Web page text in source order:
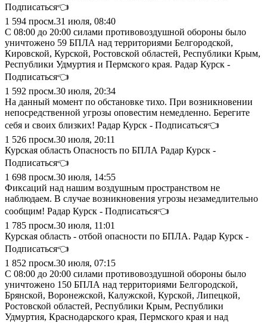
Подписаться👈
1 594 просм.31 июля, 08:40
С 08:00 до 20:00 силами противовоздушной обороны было
уничтожено 59 БПЛА над территориями Белгородской,
Кировской, Курской, Ростовской областей, Республики Крым,
Республики Удмуртия и Пермского края. Радар Курск -
Подписаться👈
1 592 просм.30 июля, 20:34
На данный момент по обстановке тихо. При возникновении
непосредственной угрозы оповестим немедленно. Берегите
себя и своих близких! Радар Курск - Подписаться👈
1 526 просм.30 июля, 20:11
Курская область Опасность по БПЛА Радар Курск -
Подписаться👈
1 698 просм.30 июля, 14:55
Фиксаций над нашим воздушным пространством не
наблюдаем. В случае возникновения угрозы незамедлительно
сообщим! Радар Курск - Подписаться👈
1 785 просм.30 июля, 11:01
Курская область - отбой опасности по БПЛА. Радар Курск -
Подписаться👈
1 852 просм.30 июля, 07:15
С 08:00 до 20:00 силами противовоздушной обороны было
уничтожено 150 БПЛА над территориями Белгородской,
Брянской, Воронежской, Калужской, Курской, Липецкой,
Ростовской областей, Республики Крым, Республики
Удмуртия, Краснодарского края, Пермского края и над